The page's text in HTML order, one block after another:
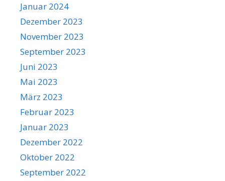
Januar 2024
Dezember 2023
November 2023
September 2023
Juni 2023
Mai 2023
März 2023
Februar 2023
Januar 2023
Dezember 2022
Oktober 2022
September 2022